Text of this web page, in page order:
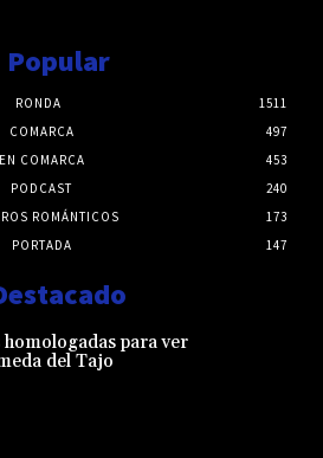
Popular
RONDA
1511
COMARCA
497
EN COMARCA
453
PODCAST
240
ROMÁNTICOS
173
PORTADA
147
para ver
del Tajo